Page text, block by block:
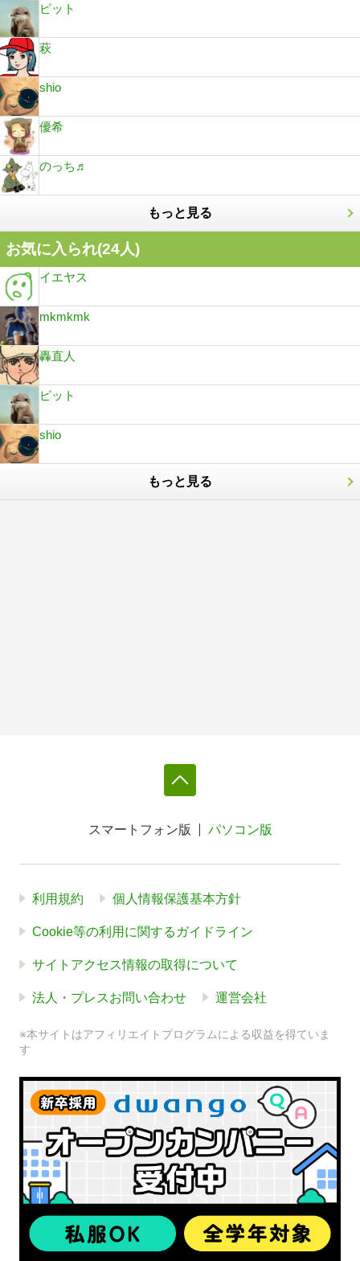
ピット
萩
shio
優希
のっち♬
もっと見る
お気に入られ(24人)
イエヤス
mkmkmk
轟直人
ピット
shio
もっと見る
スマートフォン版 パソコン版
利用規約 個人情報保護基本方針
Cookie等の利用に関するガイドライン
サイトアクセス情報の取得について
法人・プレスお問い合わせ 運営会社
※本サイトはアフィリエイトプログラムによる収益を得ていま
す